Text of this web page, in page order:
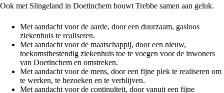
Ook met Slingeland in Doetinchem bouwt Trebbe samen aan geluk.
Met aandacht voor de aarde, door een duurzaam, gasloos
ziekenhuis te realiseren.
Met aandacht voor de maatschappij, door een nieuw,
toekomstbestendig ziekenhuis toe te voegen voor de inwoners
van Doetinchem en omstreken.
Met aandacht voor de mens, door een fijne plek te realiseren om
te werken, te bezoeken en te verblijven.
Met aandacht voor de continuïteit, door vanuit een fijne